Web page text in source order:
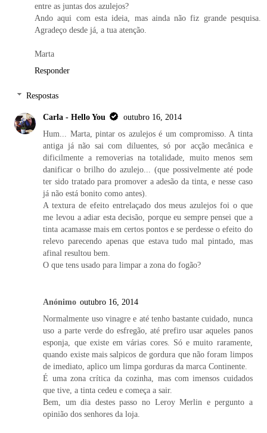
entre as juntas dos azulejos?
Ando aqui com esta ideia, mas ainda não fiz grande pesquisa.
Agradeço desde já, a tua atenção.
Marta
Responder
Respostas
Carla - Hello You
outubro 16, 2014
Hum... Marta, pintar os azulejos é um compromisso. A tinta
antiga já não sai com diluentes, só por acção mecânica e
dificilmente a removerias na totalidade, muito menos sem
danificar o brilho do azulejo... (que possivelmente até pode
ter sido tratado para promover a adesão da tinta, e nesse caso
já não está bonito como antes).
A textura de efeito entrelaçado dos meus azulejos foi o que
me levou a adiar esta decisão, porque eu sempre pensei que a
tinta acamasse mais em certos pontos e se perdesse o efeito do
relevo parecendo apenas que estava tudo mal pintado, mas
afinal resultou bem.
O que tens usado para limpar a zona do fogão?
Anónimo outubro 16, 2014
Normalmente uso vinagre e até tenho bastante cuidado, nunca
uso a parte verde do esfregão, até prefiro usar aqueles panos
esponja, que existe em várias cores. Só e muito raramente,
quando existe mais salpicos de gordura que não foram limpos
de imediato, aplico um limpa gorduras da marca Continente.
É uma zona crítica da cozinha, mas com imensos cuidados
que tive, a tinta cedeu e começa a sair.
Bem, um dia destes passo no Leroy Merlin e pergunto a
opinião dos senhores da loja.